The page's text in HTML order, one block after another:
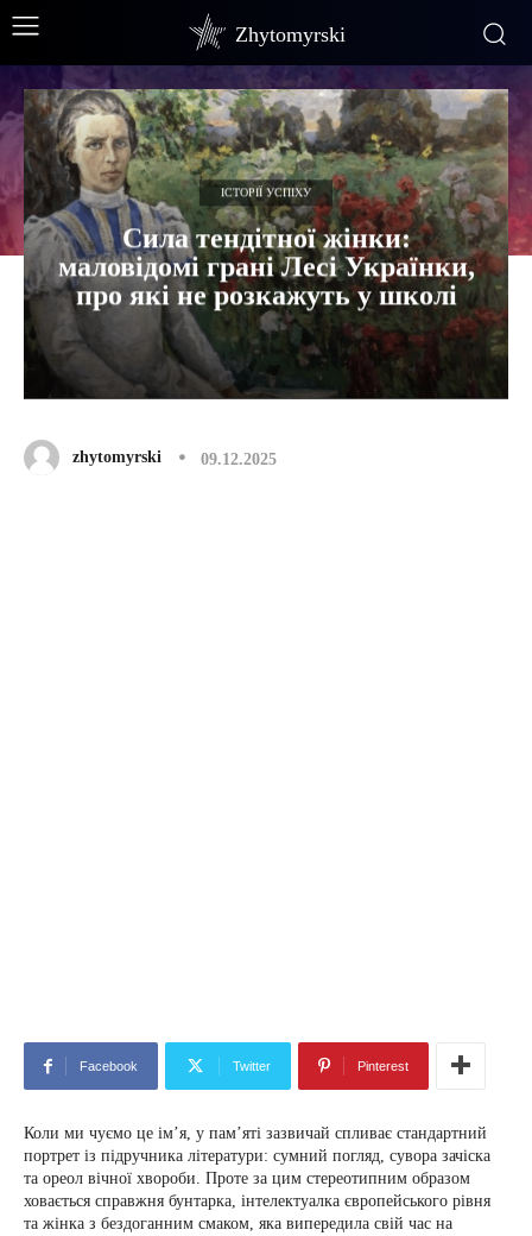
Zhytomyrski
ІСТОРІЇ УСПІХУ
Сила тендітної жінки:
маловідомі грані Лесі Українки,
про які не розкажуть у школі
zhytomyrski 09.12.2025
Facebook Twitter Pinterest
Коли ми чуємо це ім’я, у пам’яті зазвичай спливає стандартний
портрет із підручника літератури: сумний погляд, сувора зачіска
та ореол вічної хвороби. Проте за цим стереотипним образом
ховається справжня бунтарка, інтелектуалка європейського рівня
та жінка з бездоганним смаком, яка випередила свій час на